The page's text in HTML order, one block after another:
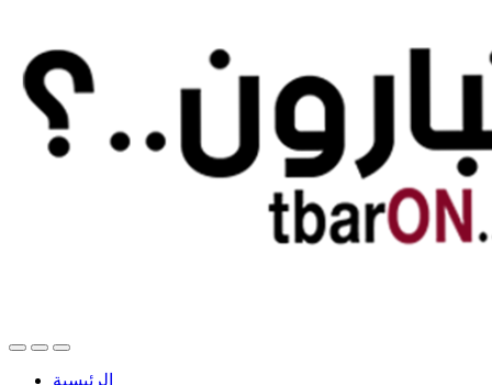
الرئيسية